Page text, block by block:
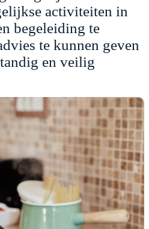
activiteiten in
begeleiding te
te kunnen geven
en veilig